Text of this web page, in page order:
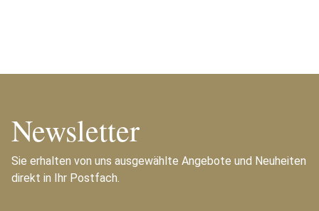
Newsletter
Sie erhalten von uns ausgewählte Angebote und Neuheiten
direkt in Ihr Postfach.